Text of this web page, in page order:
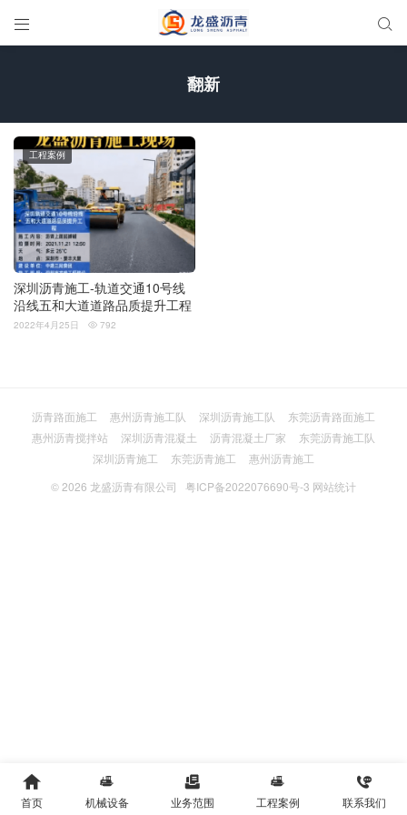
 
翻新
深圳沥青施工-轨道交通10号线
沿线五和大道道路品质提升工程
工程案例
2022年4月25日  792
沥青路面施工 惠州沥青施工队 深圳沥青施工队
东莞沥青路面施工
惠州沥青搅拌站
深圳沥青混凝土 沥青混凝土厂家
东莞沥青施工队
深圳沥青施工
东莞沥青施工
惠州沥青施工
© 2026 龙盛沥青有限公司 粤ICP备2022076690号-3 网站统计

首页

机械设备

业务范围

工程案例

联系我们